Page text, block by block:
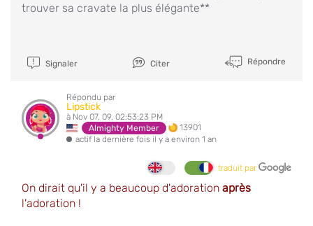
trouver sa cravate la plus élégante**
Signaler Citer Répondre
Répondu par
Lipstick
à Nov 07, 09, 02:53:23 PM
Almighty Member
13901
actif la dernière fois il y a environ 1 an
traduit par
On dirait qu'il y a beaucoup d'adoration après
l'adoration !